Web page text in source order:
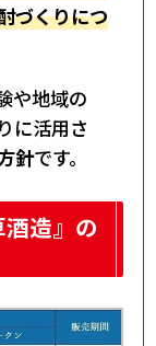
づくりにつ
や地域の
に活用さ
針です。
酒造』の